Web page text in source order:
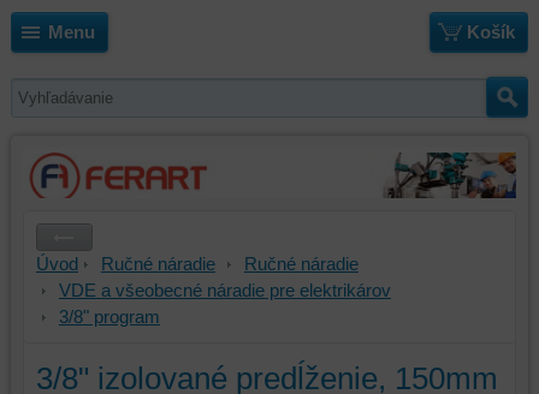
Menu Košík
Úvod Ručné náradie
Ručné náradie
VDE a všeobecné náradie pre elektrikárov
3/8" program
3/8" izolované predĺženie, 150mm